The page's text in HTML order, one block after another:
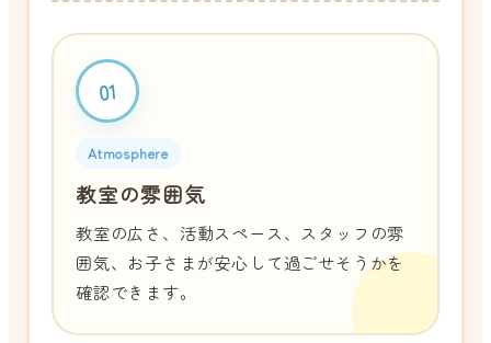
01
Atmosphere
教室の雰囲気
教室の広さ、活動スペース、スタッフの雰
囲気、お子さまが安心して過ごせそうかを
確認できます。